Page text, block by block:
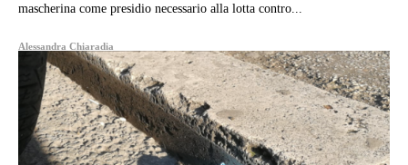
mascherina come presidio necessario alla lotta contro...
Alessandra Chiaradia